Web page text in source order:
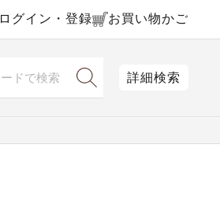
ログイン・登録 お買い物かご
詳細検索